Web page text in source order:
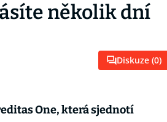
několik dní
Diskuze (0)
One, která sjednotí